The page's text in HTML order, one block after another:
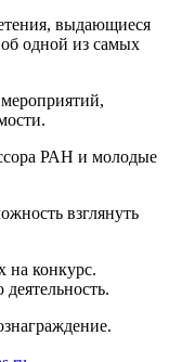
выдающиеся
одной из самых
РАН и молодые
взглянуть
на конкурс.